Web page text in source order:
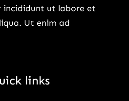
incididunt ut labore et
Ut enim ad
links